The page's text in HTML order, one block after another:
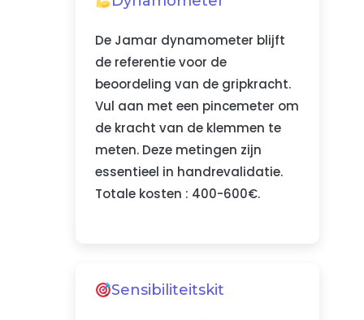
De Jamar dynamometer blijft
de referentie voor de
beoordeling van de gripkracht.
Vul aan met een pincemeter om
de kracht van de klemmen te
meten. Deze metingen zijn
essentieel in handrevalidatie.
Totale kosten : 400-600€.
Sensibiliteitskit